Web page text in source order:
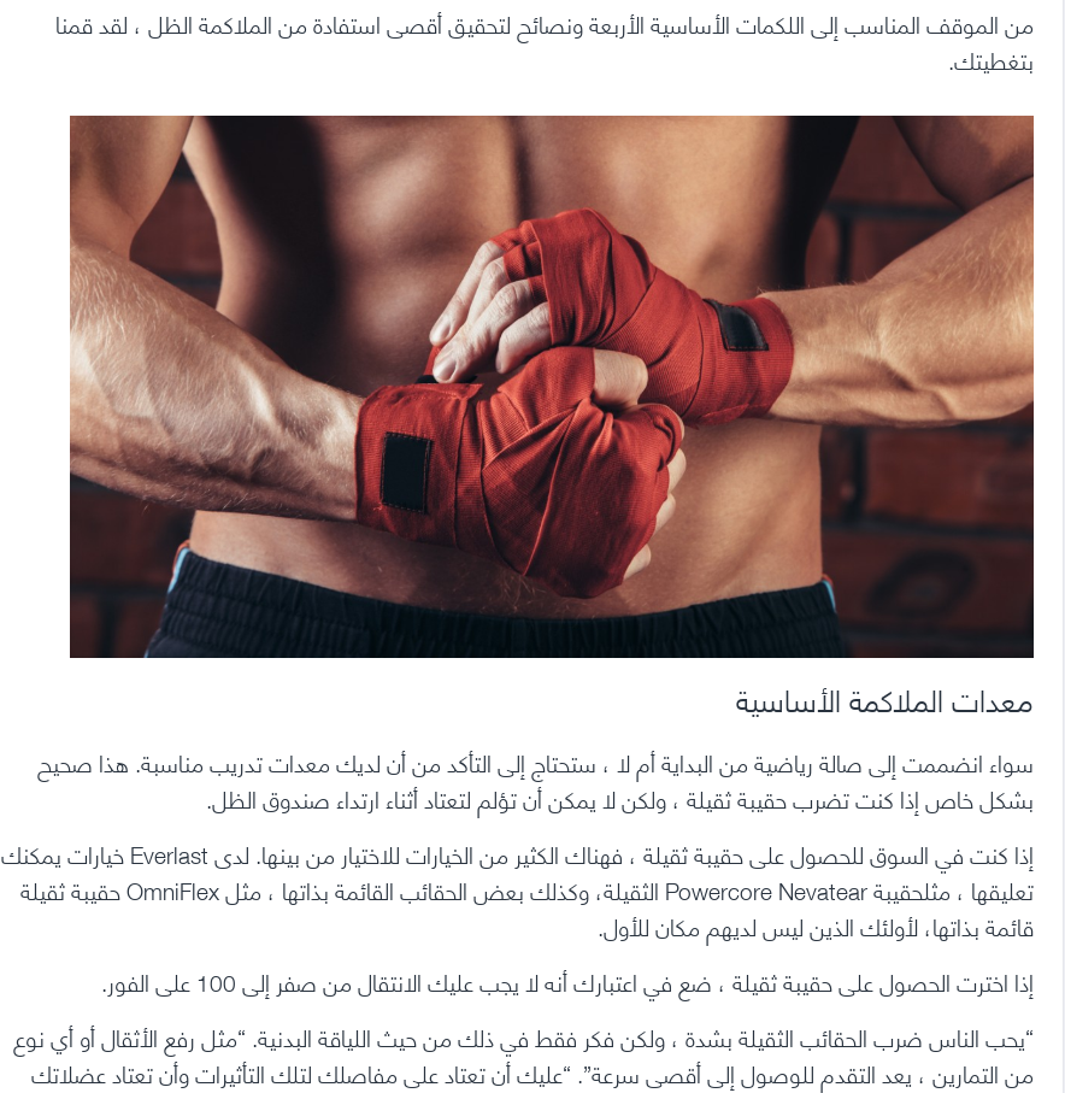
من الموقف المناسب إلى اللكمات الأساسية الأربعة ونصائح لتحقيق أقصى استفادة من الملاكمة الظل ، لقد قمنا
بتغطيتك.
معدات الملاكمة الأساسية
سواء انضممت إلى صالة رياضية من البداية أم لا ، ستحتاج إلى التأكد من أن لديك معدات تدريب مناسبة. هذا صحيح
بشكل خاص إذا كنت تضرب حقيبة ثقيلة ، ولكن لا يمكن أن تؤلم لتعتاد أثناء ارتداء صندوق الظل.
إذا كنت في السوق للحصول على حقيبة ثقيلة ، فهناك الكثير من الخيارات للاختيار من بينها. لدى Everlast خيارات يمكنك
تعليقها ، مثلحقيبة Powercore Nevatear الثقيلة ، وكذلك بعض الحقائب القائمة بذاتها ، مثل
OmniFlex حقيبة ثقيلة
قائمة بذاتها، لأولئك الذين ليس لديهم مكان للأول.
إذا اخترت الحصول على حقيبة ثقيلة ، ضع في اعتبارك أنه لا يجب عليك الانتقال من صفر إلى 100 على الفور.
“يحب الناس ضرب الحقائب الثقيلة بشدة ، ولكن فكر فقط في ذلك من حيث اللياقة البدنية. “مثل رفع الأثقال أو أي نوع
من التمارين ، يعد التقدم للوصول إلى أقصى سرعة”. “عليك أن تعتاد على مفاصلك لتلك التأثيرات وأن تعتاد عضلاتك